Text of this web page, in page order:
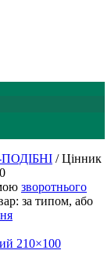
/ Цінник
зворотнього
за типом, або